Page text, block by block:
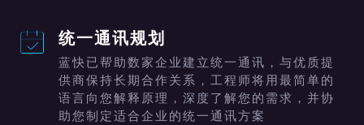
统一通讯规划
蓝快已帮助数家企业建立统一通讯，与优质提
供商保持长期合作关系，工程师将用最简单的
语言向您解释原理，深度了解您的需求，并协
助您制定适合企业的统一通讯方案